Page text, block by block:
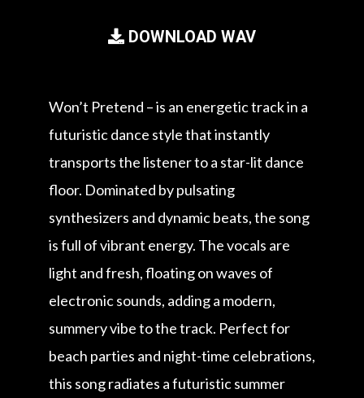
DOWNLOAD WAV
Won’t Pretend – is an energetic track in a
futuristic dance style that instantly
transports the listener to a star-lit dance
floor. Dominated by pulsating
synthesizers and dynamic beats, the song
is full of vibrant energy. The vocals are
light and fresh, floating on waves of
electronic sounds, adding a modern,
summery vibe to the track. Perfect for
beach parties and night-time celebrations,
this song radiates a futuristic summer